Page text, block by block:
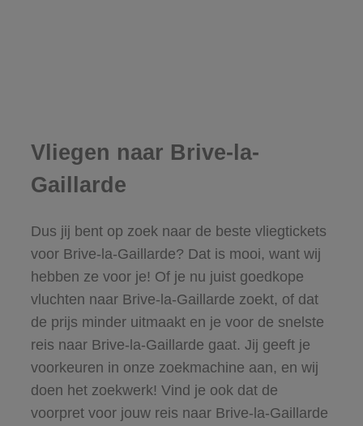
Vliegen naar Brive-la-
Gaillarde
Dus jij bent op zoek naar de beste vliegtickets
voor Brive-la-Gaillarde? Dat is mooi, want wij
hebben ze voor je! Of je nu juist goedkope
vluchten naar Brive-la-Gaillarde zoekt, of dat
de prijs minder uitmaakt en je voor de snelste
reis naar Brive-la-Gaillarde gaat. Jij geeft je
voorkeuren in onze zoekmachine aan, en wij
doen het zoekwerk! Vind je ook dat de
voorpret voor jouw reis naar Brive-la-Gaillarde